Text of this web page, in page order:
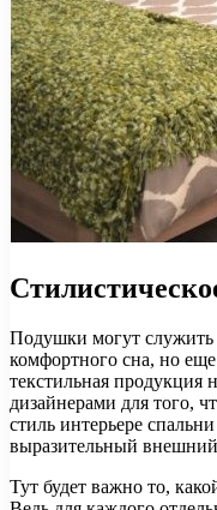
Подушки могут служить
комфортного сна, но
текстильная продукция
дизайнерами для того,
стиль интерьере
выразительный
Тут будет важно то,